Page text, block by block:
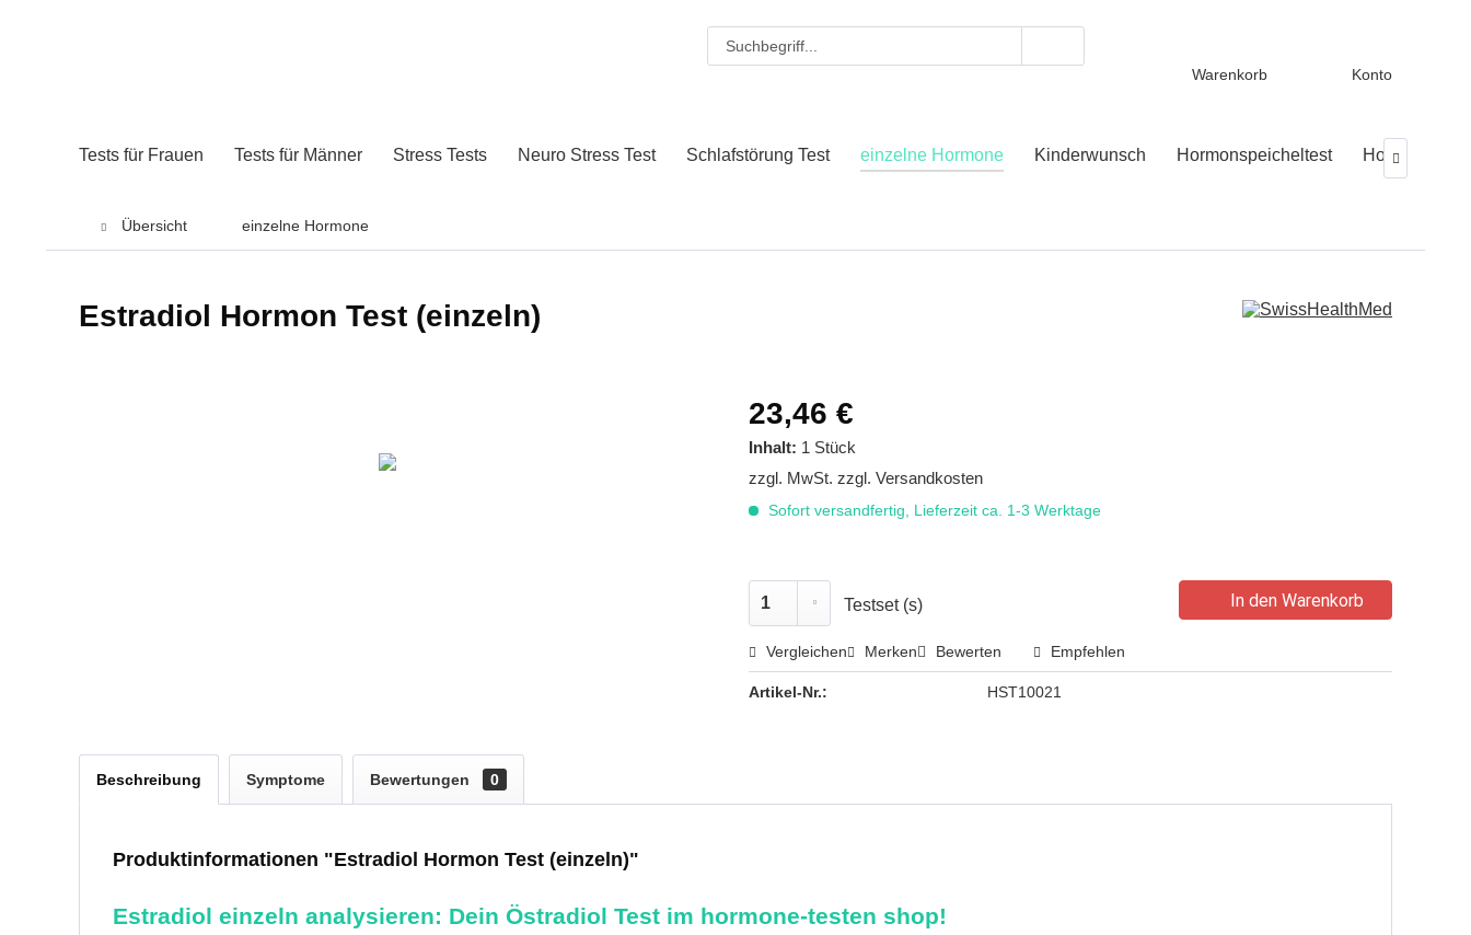
Warenkorb Konto
Tests für Frauen Tests für Männer Stress Tests Neuro Stress Test Schlafstörung Test einzelne Hormone Kinderwunsch Hormonspeicheltest Hormontest

Übersicht einzelne Hormone
Estradiol Hormon Test (einzeln)
23,46 €
Inhalt: 1 Stück
zzgl. MwSt. zzgl. Versandkosten
Sofort versandfertig, Lieferzeit ca. 1-3 Werktage
Testset (s) In den Warenkorb
Vergleichen Merken Bewerten Empfehlen
Artikel-Nr.: HST10021
Beschreibung Symptome Bewertungen 0
Produktinformationen "Estradiol Hormon Test (einzeln)"
Estradiol einzeln analysieren: Dein Östradiol Test im hormone-testen shop!